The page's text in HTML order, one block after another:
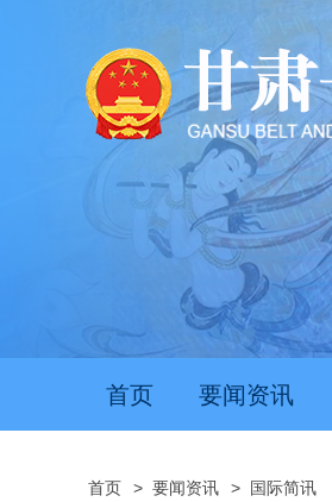
首页 要闻资讯
首页 > 要闻资讯 > 国际简讯